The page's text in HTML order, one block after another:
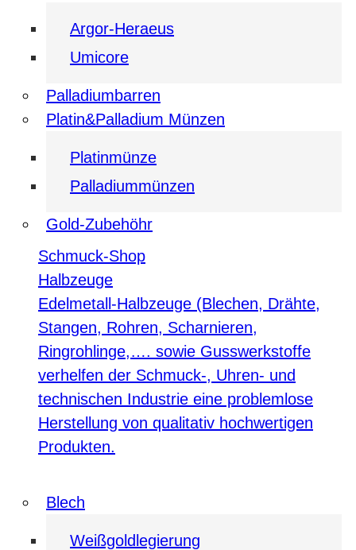
Argor-Heraeus
Umicore
Palladiumbarren
Platin&Palladium Münzen
Platinmünze
Palladiummünzen
Gold-Zubehöhr
Schmuck-Shop
Halbzeuge
Edelmetall-Halbzeuge (Blechen, Drähte,
Stangen, Rohren, Scharnieren,
Ringrohlinge,…. sowie Gusswerkstoffe
verhelfen der Schmuck-, Uhren- und
technischen Industrie eine problemlose
Herstellung von qualitativ hochwertigen
Produkten.
Blech
Weißgoldlegierung